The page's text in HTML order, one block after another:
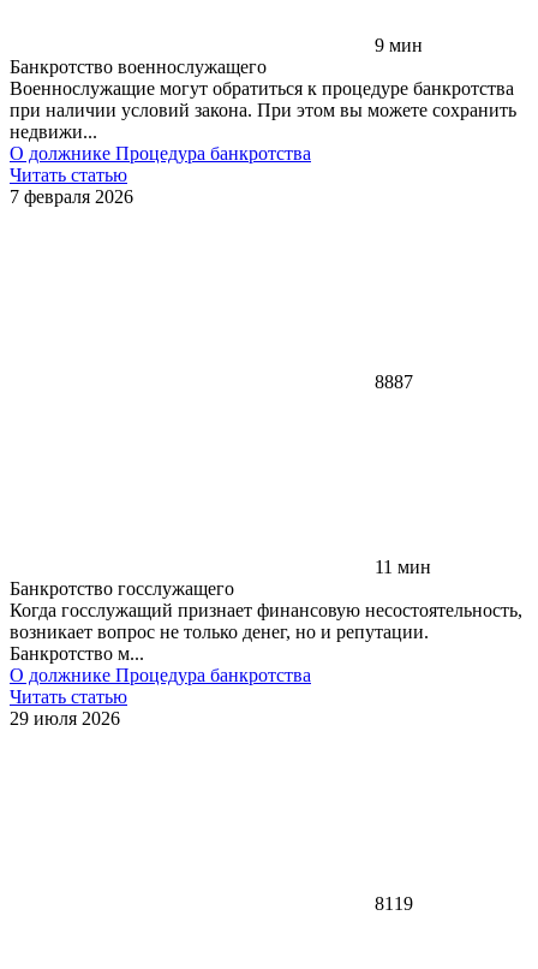
9 мин
Банкротство военнослужащего
Военнослужащие могут обратиться к процедуре банкротства
при наличии условий закона. При этом вы можете сохранить
недвижи...
О должнике Процедура банкротства
Читать статью
7 февраля 2026
8887
11 мин
Банкротство госслужащего
Когда госслужащий признает финансовую несостоятельность,
возникает вопрос не только денег, но и репутации.
Банкротство м...
О должнике Процедура банкротства
Читать статью
29 июля 2026
8119